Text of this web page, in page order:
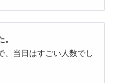
、当日はすごい人数でし